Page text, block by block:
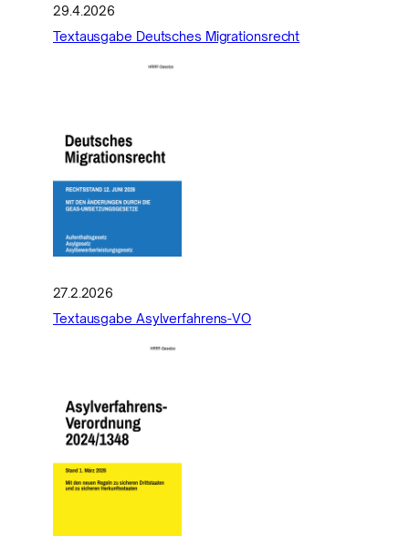
29.4.2026
Textausgabe Deutsches Migrationsrecht
27.2.2026
Textausgabe Asylverfahrens-VO